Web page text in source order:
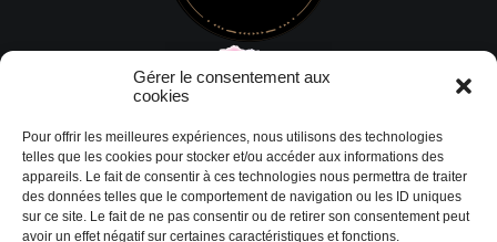
Gérer le consentement aux
cookies
Pour offrir les meilleures expériences, nous utilisons des technologies
telles que les cookies pour stocker et/ou accéder aux informations des
appareils. Le fait de consentir à ces technologies nous permettra de traiter
des données telles que le comportement de navigation ou les ID uniques
sur ce site. Le fait de ne pas consentir ou de retirer son consentement peut
avoir un effet négatif sur certaines caractéristiques et fonctions.